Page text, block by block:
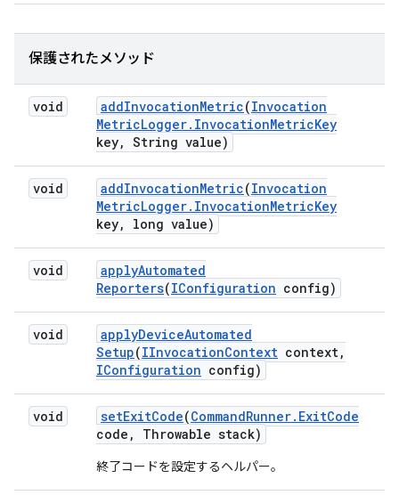
保護されたメソッド
void addInvocationMetric(Invocation
MetricLogger. InvocationMetricKey
key, String value)
void addInvocationMetric(Invocation
MetricLogger. InvocationMetricKey
key, long value)
void applyAutomated
Reporters(IConfiguration config)
void applyDeviceAutomated
Setup(IInvocationContext context,
IConfiguration config)
void setExitCode(CommandRunner. ExitCode
code , Throwable stack)
終了コードを設定するヘルパー。